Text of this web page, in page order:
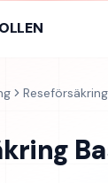
Reseförsäkring